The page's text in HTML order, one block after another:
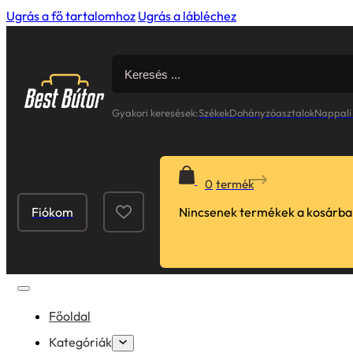
Ugrás a fő tartalomhoz Ugrás a lábléchez
for:
Gyakori keresések:SzékekDohányzóasztalok
Fiókom
0
Nincsenek termékek a
Főoldal
Kategóriák